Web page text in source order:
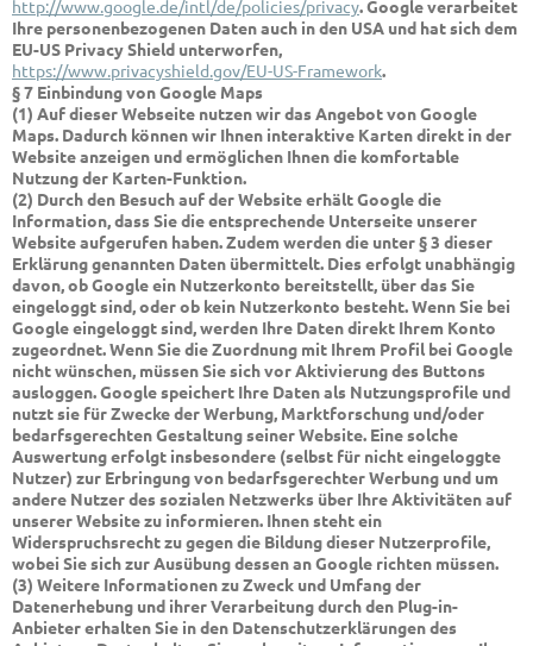
http://www.google.de/intl/de/policies/privacy. Google verarbeitet
Ihre personenbezogenen Daten auch in den USA und hat sich dem
EU-US Privacy Shield unterworfen,
https://www.privacyshield.gov/EU-US-Framework.
§ 7 Einbindung von Google Maps
(1) Auf dieser Webseite nutzen wir das Angebot von Google
Maps. Dadurch können wir Ihnen interaktive Karten direkt in der
Website anzeigen und ermöglichen Ihnen die komfortable
Nutzung der Karten-Funktion.
(2) Durch den Besuch auf der Website erhält Google die
Information, dass Sie die entsprechende Unterseite unserer
Website aufgerufen haben. Zudem werden die unter § 3 dieser
Erklärung genannten Daten übermittelt. Dies erfolgt unabhängig
davon, ob Google ein Nutzerkonto bereitstellt, über das Sie
eingeloggt sind, oder ob kein Nutzerkonto besteht. Wenn Sie bei
Google eingeloggt sind, werden Ihre Daten direkt Ihrem Konto
zugeordnet. Wenn Sie die Zuordnung mit Ihrem Profil bei Google
nicht wünschen, müssen Sie sich vor Aktivierung des Buttons
ausloggen. Google speichert Ihre Daten als Nutzungsprofile und
nutzt sie für Zwecke der Werbung, Marktforschung und/oder
bedarfsgerechten Gestaltung seiner Website. Eine solche
Auswertung erfolgt insbesondere (selbst für nicht eingeloggte
Nutzer) zur Erbringung von bedarfsgerechter Werbung und um
andere Nutzer des sozialen Netzwerks über Ihre Aktivitäten auf
unserer Website zu informieren. Ihnen steht ein
Widerspruchsrecht zu gegen die Bildung dieser Nutzerprofile,
wobei Sie sich zur Ausübung dessen an Google richten müssen.
(3) Weitere Informationen zu Zweck und Umfang der
Datenerhebung und ihrer Verarbeitung durch den Plug-in-
Anbieter erhalten Sie in den Datenschutzerklärungen des